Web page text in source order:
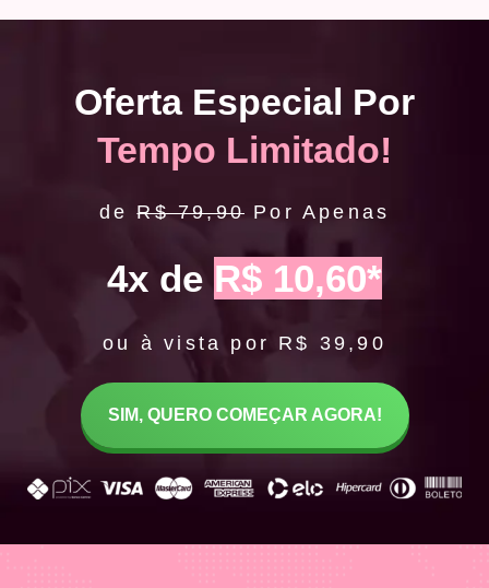
Oferta Especial Por
Tempo Limitado!
deR$ 79,90 Por Apenas
4x de R$ 10,60*
ou à vista por R$ 39,90
SIM, QUERO COMEÇAR AGORA!